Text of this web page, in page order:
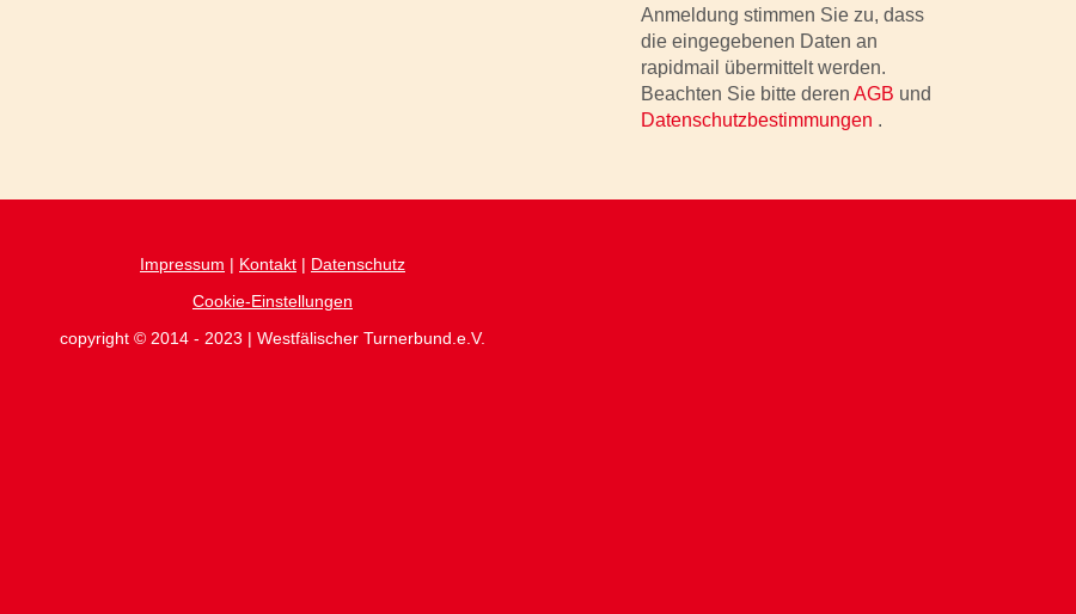
Anmeldung stimmen Sie zu, dass
die eingegebenen Daten an
rapidmail übermittelt werden.
Beachten Sie bitte deren AGB und
Datenschutzbestimmungen .
Impressum | Kontakt | Datenschutz
Cookie-Einstellungen
copyright © 2014 - 2023 | Westfälischer Turnerbund.e.V.